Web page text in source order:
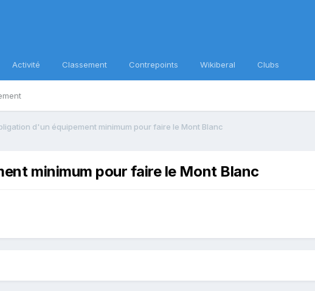
Activité Classement Contrepoints Wikiberal Clubs
d'un équipement minimum pour faire le Mont Blanc
minimum pour faire le Mont Blanc